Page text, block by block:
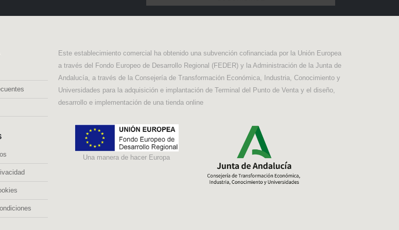
Este establecimiento comercial ha obtenido una subvención cofinanciada por la Unión Europea
a través del Fondo Europeo de Desarrollo Regional (FEDER) y la Administración de la Junta de
Andalucía, a través de la Consejería de Transformación Económica, Industria, Conocimiento y
Universidades para la adquisición e implantación de Terminal del Punto de Venta y el diseño,
desarrollo e implementación de una tienda online
Una manera de hacer Europa